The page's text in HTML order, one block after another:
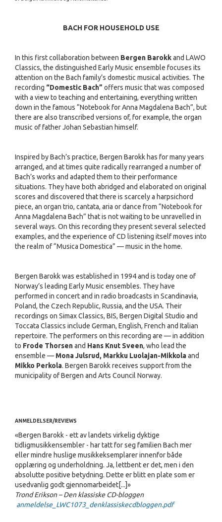
BACH FOR HOUSEHOLD USE
In this first collaboration between Bergen Barokkand LAWO
Classics, the distinguished Early Music ensemble focuses its
attention on the Bach family’s domestic musical activities. The
recording “Domestic Bach” offers music that was composed
with a view to teaching and entertaining, everything written
down in the famous “Notebook for Anna Magdalena Bach”, but
there are also transcribed versions of, for example, the organ
music of father Johan Sebastian himself.
Inspired by Bach’s practice, Bergen Barokk has for many years
arranged, and at times quite radically rearranged a number of
Bach’s works and adapted them to their performance
situations. They have both abridged and elaborated on original
scores and discovered that there is scarcely a harpsichord
piece, an organ trio, cantata, aria or dance from “Notebook for
Anna Magdalena Bach” that is not waiting to be unravelled in
several ways. On this recording they present several selected
examples, and the experience of CD listening itself moves into
the realm of “Musica Domestica” — music in the home.
Bergen Barokk was established in 1994 and is today one of
Norway’s leading Early Music ensembles. They have
performed in concert and in radio broadcasts in Scandinavia,
Poland, the Czech Republic, Russia, and the USA. Their
recordings on Simax Classics, BIS, Bergen Digital Studio and
Toccata Classics include German, English, French and Italian
repertoire. The performers on this recording are — in addition
to Frode Thorsenand Hans Knut Sveen, who lead the
ensemble — Mona Julsrud, Markku Luolajan-Mikkolaand
Mikko Perkola. Bergen Barokk receives support from the
municipality of Bergen and Arts Council Norway.
ANMELDELSER/REVIEWS
«Bergen Barokk - ett av landets virkelig dyktige
tidligmusikkensembler - har tatt for seg familien Bach mer
eller mindre huslige musikkeksemplarer innenfor både
opplæring og underholdning. Ja, lettbent er det, men i den
absolutte positive betydning. Dette er blitt en plate som er
usedvanlig godt gjennomarbeidet[...]»
Trond Erikson – Den klassiske CD-bloggen
anmeldelse_LWC1073_denklassiskecdbloggen.pdf